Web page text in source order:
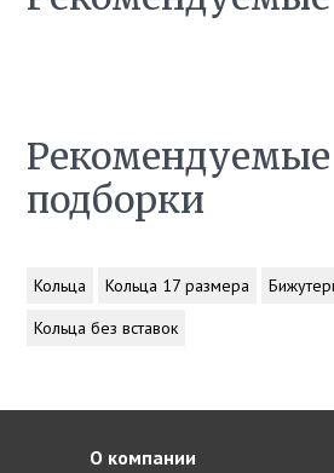
Рекомендуемые
подборки
Кольца Кольца 17 размера
Кольца без вставок
О компании